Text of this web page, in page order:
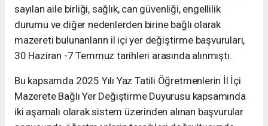
sayılan aile birliği, sağlık, can güvenliği, engellilik
durumu ve diğer nedenlerden birine bağlı olarak
mazereti bulunanların il içi yer değiştirme başvuruları,
30 Haziran -7 Temmuz tarihleri arasında alınmıştı.
Bu kapsamda 2025 Yılı Yaz Tatili Öğretmenlerin İl İçi
Mazerete Bağlı Yer Değiştirme Duyurusu kapsamında
iki aşamalı olarak sistem üzerinden alınan başvurular